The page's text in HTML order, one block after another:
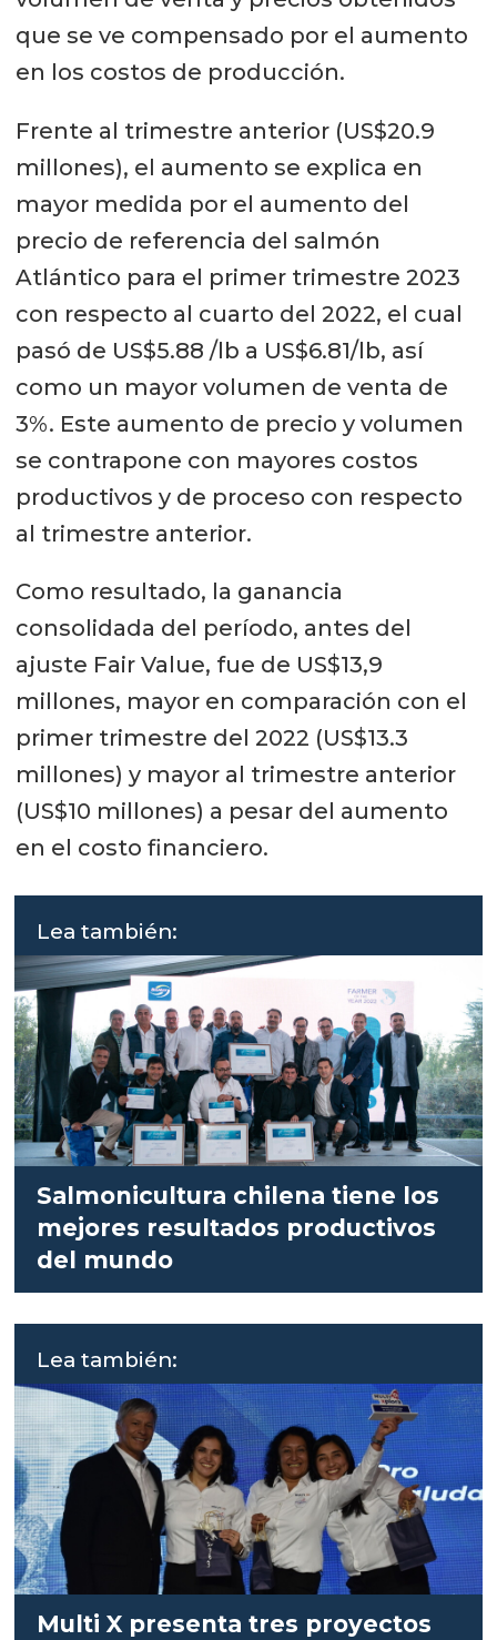
que se ve compensado por el aumento
en los costos de producción.
Frente al trimestre anterior (US$20.9
millones), el aumento se explica en
mayor medida por el aumento del
precio de referencia del salmón
Atlántico para el primer trimestre 2023
con respecto al cuarto del 2022, el cual
pasó de US$5.88 /lb a US$6.81/lb, así
como un mayor volumen de venta de
3%. Este aumento de precio y volumen
se contrapone con mayores costos
productivos y de proceso con respecto
al trimestre anterior.
Como resultado, la ganancia
consolidada del período, antes del
ajuste Fair Value, fue de US$13,9
millones, mayor en comparación con el
primer trimestre del 2022 (US$13.3
millones) y mayor al trimestre anterior
(US$10 millones) a pesar del aumento
en el costo financiero.
Lea también:
Salmonicultura chilena tiene los
mejores resultados productivos
del mundo
Lea también:
Multi X presenta tres proyectos